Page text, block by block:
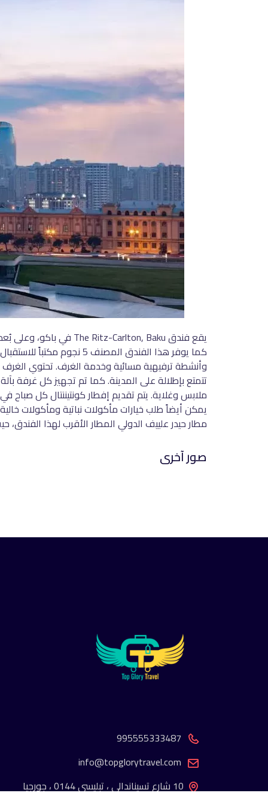
وأنشطة ترفيهية مسائية وخدمة الغرف. تحتوي
تتمتع بإطلالة على المدينة. كما تم تجهيز كل غرفة
مطار حيدر علييف الدولي المطار الأقرب لهذا الفندق، حيث يقع على بُعد 22 كم، كما يوفر مكان الإقامة
صور آخرى
995555333487
info@topglorytravel.com
10 شارع تسيناندالي ، تبليسي 0144 ، جورجيا